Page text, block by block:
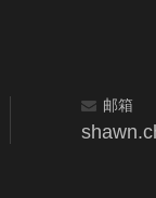
邮箱